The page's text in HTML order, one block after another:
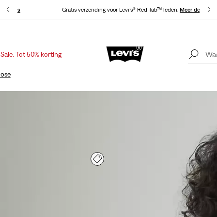
details Gratis verzending voor Levi’s® Red Tab™ leden.Meer details
Sale: Tot 50% korting
Update verzend- en retourbeleidMeer details